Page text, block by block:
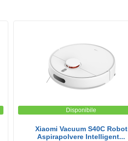
Disponibile
Xiaomi Vacuum S40C Robot
Aspirapolvere Intelligent...